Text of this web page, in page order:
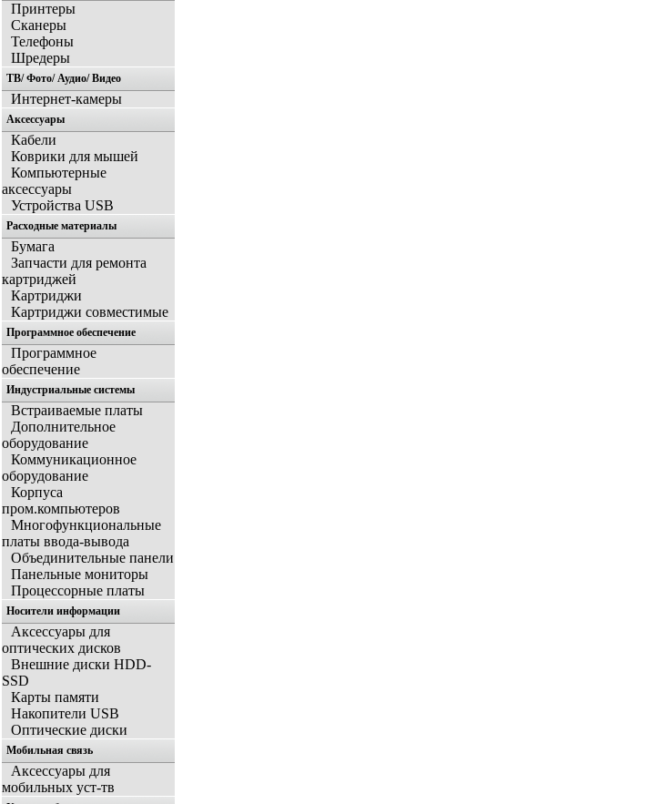
Принтеры
Сканеры
Телефоны
Шредеры
ТВ/ Фото/ Аудио/ Видео
Интернет-камеры
Аксессуары
Кабели
Коврики для мышей
Компьютерные
аксессуары
Устройства USB
Расходные материалы
Бумага
Запчасти для ремонта
картриджей
Картриджи
Картриджи совместимые
Программное обеспечение
Программное
обеспечение
Индустриальные системы
Встраиваемые платы
Дополнительное
оборудование
Коммуникационное
оборудование
Корпуса
пром.компьютеров
Многофункциональные
платы ввода-вывода
Объединительные панели
Панельные мониторы
Процессорные платы
Носители информации
Аксессуары для
оптических дисков
Внешние диски HDD-
SSD
Карты памяти
Накопители USB
Оптические диски
Мобильная связь
Аксессуары для
мобильных уст-тв